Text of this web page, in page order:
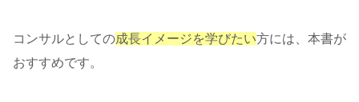
コンサルとしての成長イメージを学びたい方には、本書が
おすすめです。